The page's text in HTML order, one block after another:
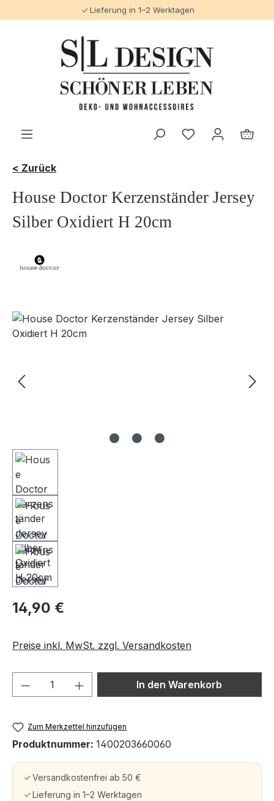
Lieferung in 1–2 Werktagen
< Zurück
House Doctor Kerzenständer Jersey
Silber Oxidiert H 20cm
Bildergalerie überspringen
14,90 €
Preise inkl. MwSt. zzgl. Versandkosten
Produkt Anzahl: Gib denIn den Warenkorb
Zum Merkzettel hinzufügen
Produktnummer: 1400203660060
Versandkostenfrei ab 50 €
Lieferung in 1–2 Werktagen